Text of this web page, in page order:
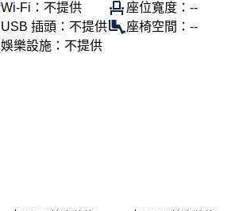
Wi-Fi：不提供
USB 插頭：不提供
娛樂設施：不提供
座位寬度：--
座椅空間：--